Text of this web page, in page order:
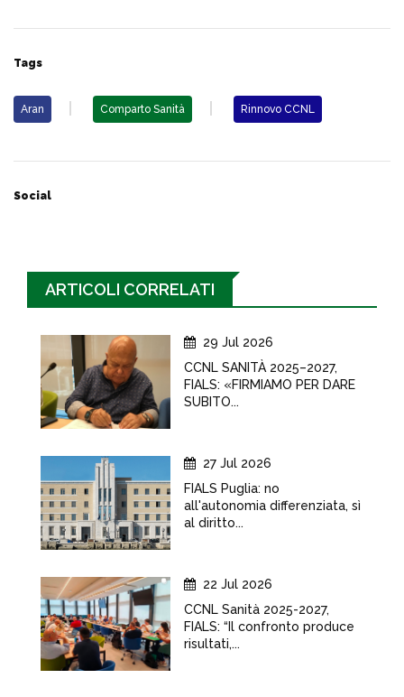
Tags
Aran Comparto Sanità Rinnovo CCNL
Social
ARTICOLI CORRELATI
29 Jul 2026
CCNL SANITÀ 2025–2027,
FIALS: «FIRMIAMO PER DARE
SUBITO...
27 Jul 2026
FIALS Puglia: no
all'autonomia differenziata, sì
al diritto...
22 Jul 2026
CCNL Sanità 2025-2027,
FIALS: “Il confronto produce
risultati,...